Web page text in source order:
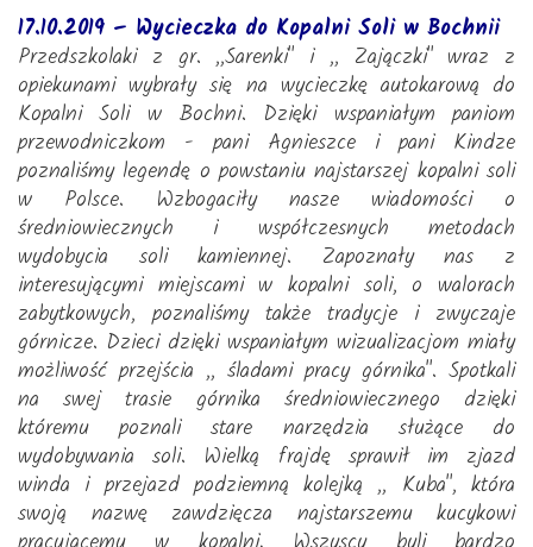
17.10.2019 – Wycieczka do Kopalni Soli w Bochnii
Przedszkolaki z gr. ,,Sarenki" i ,, Zajączki" wraz z
opiekunami wybrały się na wycieczkę autokarową do
Kopalni Soli w Bochni. Dzięki wspaniałym paniom
przewodniczkom - pani Agnieszce i pani Kindze
poznaliśmy legendę o powstaniu najstarszej kopalni soli
w Polsce. Wzbogaciły nasze wiadomości o
średniowiecznych i współczesnych metodach
wydobycia soli kamiennej. Zapoznały nas z
interesującymi miejscami w kopalni soli, o walorach
zabytkowych, poznaliśmy także tradycje i zwyczaje
górnicze. Dzieci dzięki wspaniałym wizualizacjom miały
możliwość przejścia ,, śladami pracy górnika". Spotkali
na swej trasie górnika średniowiecznego dzięki
któremu poznali stare narzędzia służące do
wydobywania soli. Wielką frajdę sprawił im zjazd
winda i przejazd podziemną kolejką ,, Kuba", która
swoją nazwę zawdzięcza najstarszemu kucykowi